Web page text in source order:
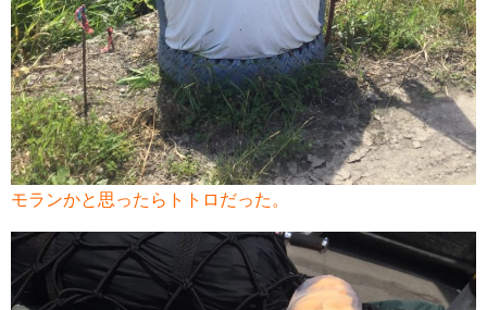
モランかと思ったらトトロだった。